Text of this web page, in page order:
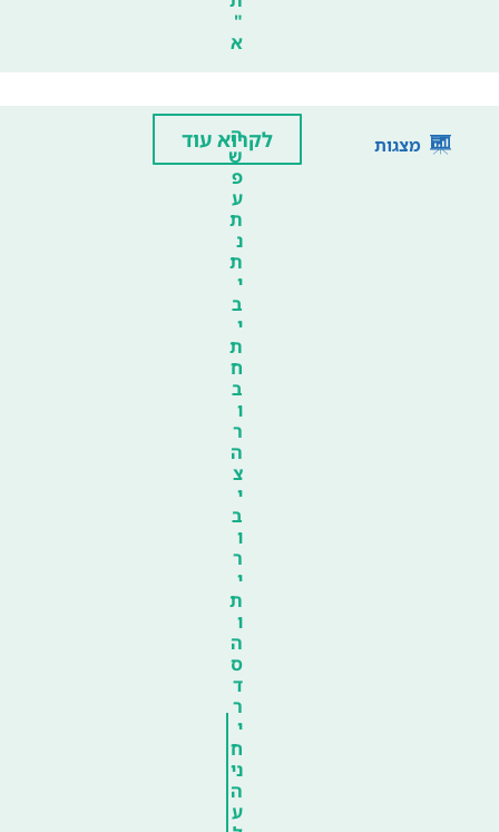
"
א
מצגות
ה
ש
פ
ע
ת
נ
ת
י
ב
י
ת
ח
ב
ו
ר
ה
צ
י
ב
ו
ר
י
ת
ו
ה
ס
ד
ר
י
ח
ני
ה
ע
לקרוא עוד